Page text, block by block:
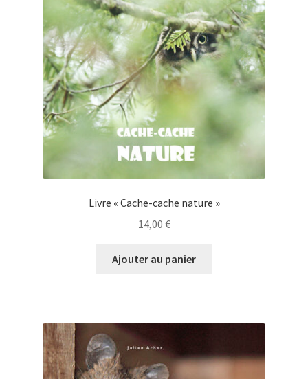
Livre « Cache-cache nature »
14,00 €
Ajouter au panier